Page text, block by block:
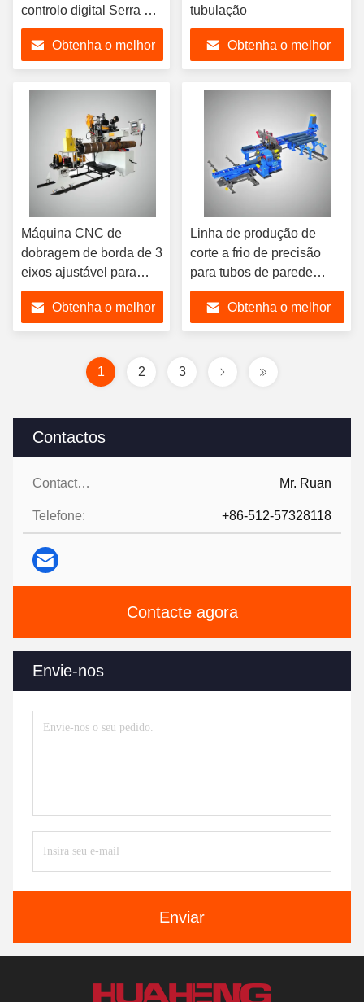
Contactos
Contactos: Mr. Ruan
Telefone: +86-512-57328118
Contacte agora
Envie-nos
Enviar
controlo digital Serra de
banda de aço carbono
Obtenha o melhor
tubulação
Obtenha o melhor
Máquina CNC de
dobragem de borda de 3
eixos ajustável para
espessura de parede de
5 a 90 mm
Obtenha o melhor
Linha de produção de
corte a frio de precisão
para tubos de parede
média e espessa de 8-24 "
Obtenha o melhor
1 2 3